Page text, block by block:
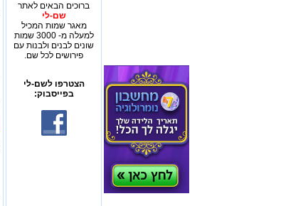
ברוכים הבאים לאתר
שם-לי
מאגר שמות המכיל
למעלה מ- 3000 שמות
שונים לבנים ולבנות עם
פירושים לכל שם.
הצטרפו לשם-לי
בפייסבוק: